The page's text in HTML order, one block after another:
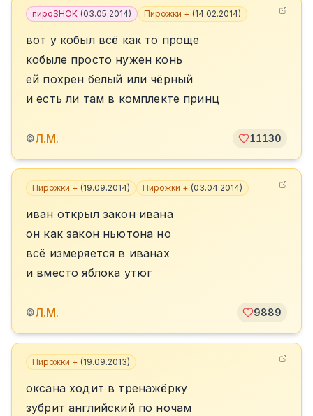
пироSHOK (03.05.2014) Пирожки + (14.02.2014)
вот у кобыл всё как то проще
кобыле просто нужен конь
ей похрен белый или чёрный
и есть ли там в комплекте принц
©Л.М. 11130
Пирожки + (19.09.2014) Пирожки + (03.04.2014)
иван открыл закон ивана
он как закон ньютона но
всё измеряется в иванах
и вместо яблока утюг
©Л.М. 9889
Пирожки + (19.09.2013)
оксана ходит в тренажёрку
зубрит английский по ночам